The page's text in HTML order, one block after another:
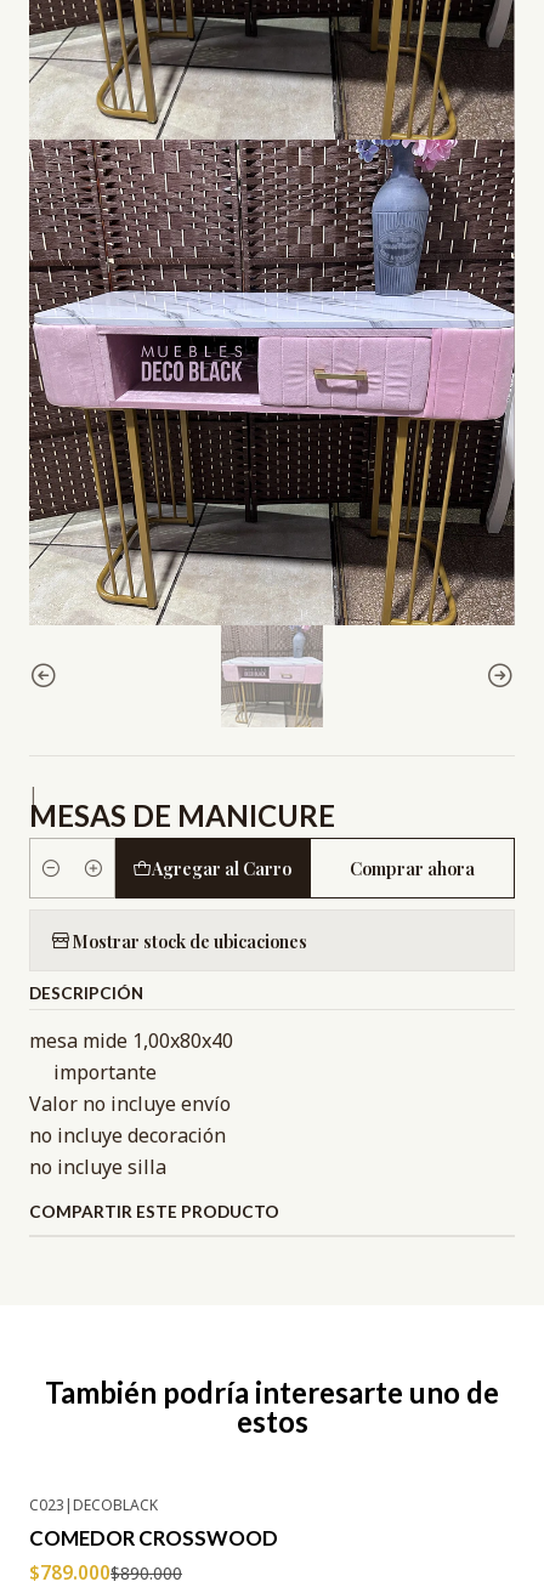
|
MESAS DE MANICURE
Cantidad
Agregar al Carro Comprar ahora
Mostrar stock de ubicaciones
DESCRIPCIÓN
mesa mide 1,00x80x40
importante
Valor no incluye envío
no incluye decoración
no incluye silla
COMPARTIR ESTE PRODUCTO
También podría interesarte uno de
estos
C023|DECOBLACK
COMEDOR CROSSWOOD
$789.000$890.000